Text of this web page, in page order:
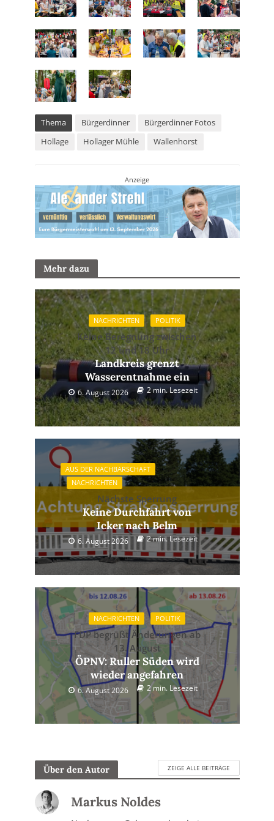
Thema Bürgerdinner
Bürgerdinner Fotos
Hollage
Hollager Mühle Wallenhorst
Anzeige
Mehr dazu
NACHRICHTEN POLITIK
Keine Beregnung zwischen
12 und 18 Uhr
Landkreis grenzt
Wasserentnahme ein
6. August 2026 2 min. Lesezeit
AUS DER NACHBARSCHAFT
NACHRICHTEN
Nächste Sperrung
Keine Durchfahrt von
Icker nach Belm
6. August 2026 2 min. Lesezeit
NACHRICHTEN POLITIK
FDP begrüßt Änderungen ab
13. August
ÖPNV: Ruller Süden wird
wieder angefahren
6. August 2026 2 min. Lesezeit
Über den Autor ZEIGE ALLE BEITRÄGE
Markus Noldes